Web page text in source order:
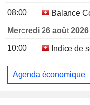
08:00 Balance
Mercredi 26 août 2026
10:00 Indice de
Agenda économique